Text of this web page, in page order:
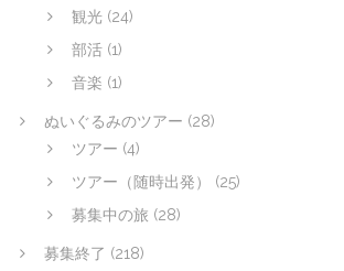
観光 (24)
部活 (1)
音楽 (1)
ぬいぐるみのツアー (28)
ツアー (4)
ツアー（随時出発）
(25)
募集中の旅 (28)
募集終了 (218)